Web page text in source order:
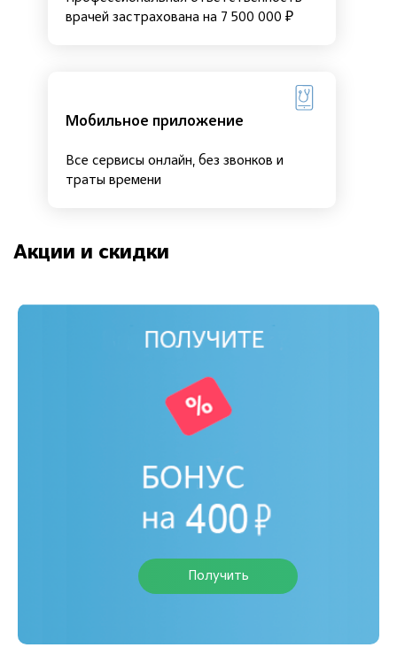
врачей застрахована на 7 500 000 ₽
Мобильное приложение
Все сервисы онлайн, без звонков и
траты времени
Акции и скидки
Получить